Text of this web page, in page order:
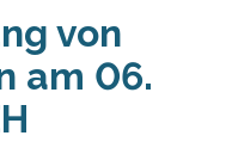
von
am 06.